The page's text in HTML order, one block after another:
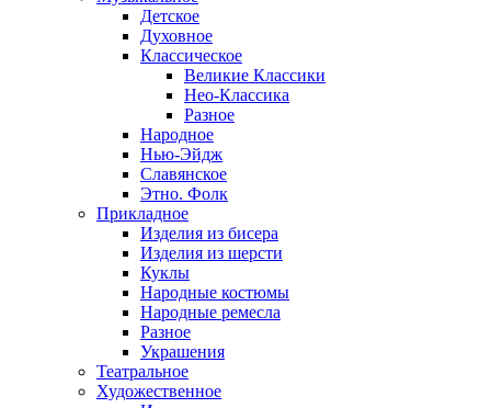
Детское
Духовное
Классическое
Великие Классики
Нео-Классика
Разное
Народное
Нью-Эйдж
Славянское
Этно. Фолк
Прикладное
Изделия из бисера
Изделия из шерсти
Куклы
Народные костюмы
Народные ремесла
Разное
Украшения
Театральное
Художественное